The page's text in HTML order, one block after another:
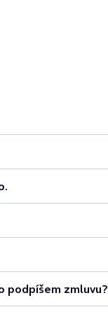
podpíšem zmluvu?